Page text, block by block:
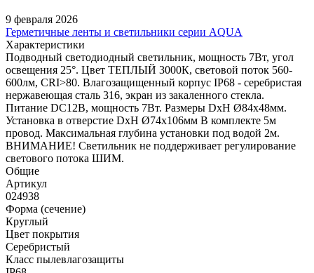
9 февраля 2026
Герметичные ленты и светильники серии AQUA
Характеристики
Подводный светодиодный светильник, мощность 7Вт, угол
освещения 25°. Цвет ТЕПЛЫЙ 3000К, световой поток 560-
600лм, CRI>80. Влагозащищенный корпус IP68 - серебристая
нержавеющая сталь 316, экран из закаленного стекла.
Питание DC12В, мощность 7Вт. Размеры DxH Ø84х48мм.
Установка в отверстие DxH Ø74х106мм В комплекте 5м
провод. Максимальная глубина установки под водой 2м.
ВНИМАНИЕ! Светильник не поддерживает регулирование
светового потока ШИМ.
Общие
Артикул
024938
Форма (сечение)
Круглый
Цвет покрытия
Серебристый
Класс пылевлагозащиты